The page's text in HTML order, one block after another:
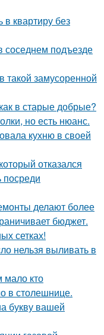
в квартиру без
соседнем подъезде
такой замусоренной
в старые добрые?
но есть нюанс.
кухню в своей
отказался
посреди
делают более
бюджет.
сетках!
нельзя выливать в
мало кто
в столешнице.
букву вашей